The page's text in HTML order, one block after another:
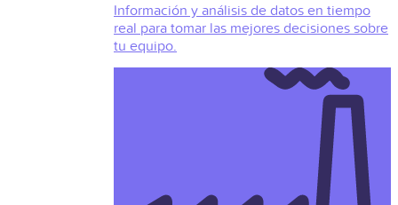
Información y análisis de datos en tiempo
real para tomar las mejores decisiones sobre
tu equipo.